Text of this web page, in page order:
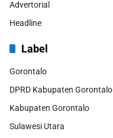
Advertorial
Headline
Label
Gorontalo
DPRD Kabupaten Gorontalo
Kabupaten Gorontalo
Sulawesi Utara